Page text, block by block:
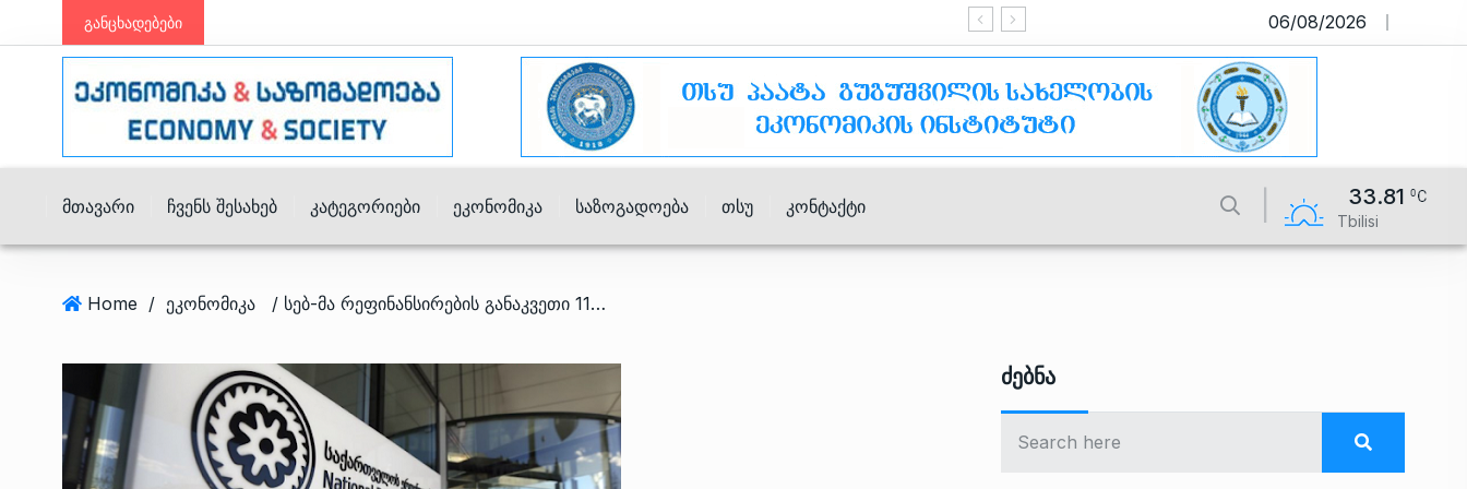
განცხადებები საიტი მუშაობს სატესტო რეჟიმში
06/08/2026
Მთავარი Ჩვენს Შესახებ Კატეგორიები Ეკონომიკა Საზოგადოება Თსუ Კონტაქტი 33.81
Tbilisi
Home / ეკონომიკა / სებ-მა რეფინანსირების განაკვეთი 11%-ზე შეინარჩუნა
Ძებნა